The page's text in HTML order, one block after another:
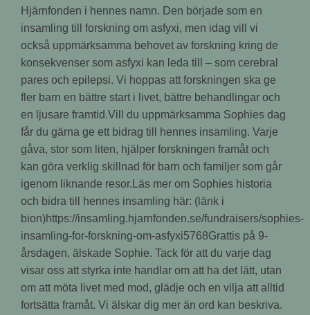
Hjärnfonden i hennes namn. Den började som en
insamling till forskning om asfyxi, men idag vill vi
också uppmärksamma behovet av forskning kring de
konsekvenser som asfyxi kan leda till – som cerebral
pares och epilepsi. Vi hoppas att forskningen ska ge
fler barn en bättre start i livet, bättre behandlingar och
en ljusare framtid.Vill du uppmärksamma Sophies dag
får du gärna ge ett bidrag till hennes insamling. Varje
gåva, stor som liten, hjälper forskningen framåt och
kan göra verklig skillnad för barn och familjer som går
igenom liknande resor.Läs mer om Sophies historia
och bidra till hennes insamling här: (länk i
bion)https://insamling.hjarnfonden.se/fundraisers/sophies-
insamling-for-forskning-om-asfyxi5768Grattis på 9-
årsdagen, älskade Sophie. Tack för att du varje dag
visar oss att styrka inte handlar om att ha det lätt, utan
om att möta livet med mod, glädje och en vilja att alltid
fortsätta framåt. Vi älskar dig mer än ord kan beskriva.